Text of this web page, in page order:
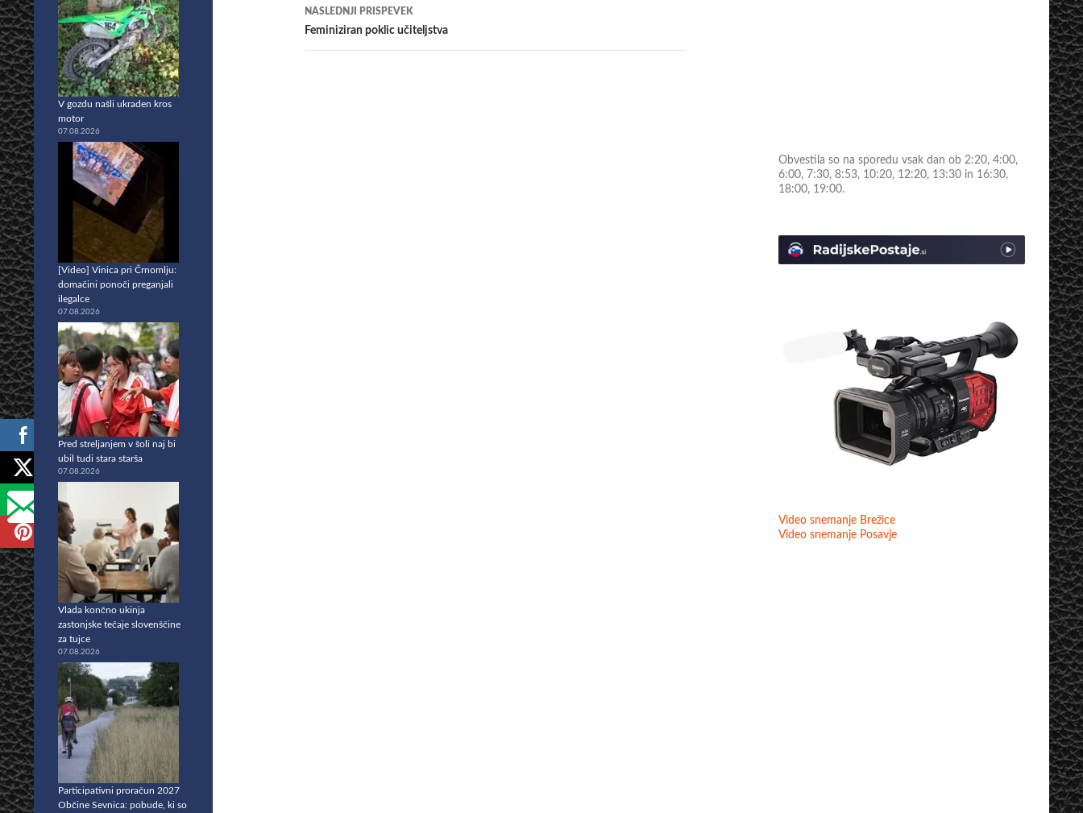
NASLEDNJI PRISPEVEK
Feminiziran poklic učiteljstva
Obvestila so na sporedu vsak dan ob 2:20, 4:00,
6:00, 7:30, 8:53, 10:20, 12:20, 13:30 in 16:30,
18:00, 19:00.
Video snemanje Brežice
Video snemanje Posavje
V gozdu našli ukraden kros
motor
07.08.2026
[Video] Vinica pri Črnomlju:
domačini ponoči preganjali
ilegalce
07.08.2026
Pred streljanjem v šoli naj bi
ubil tudi stara starša
07.08.2026
Vlada končno ukinja
zastonjske tečaje slovenščine
za tujce
07.08.2026
Participativni proračun 2027
Občine Sevnica: pobude, ki so